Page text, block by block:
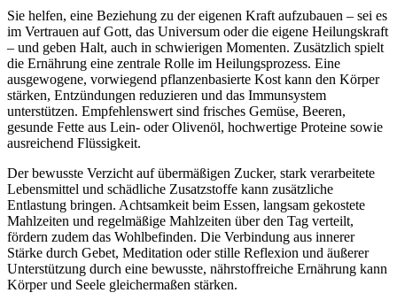
Sie helfen, eine Beziehung zu der eigenen Kraft aufzubauen – sei es
im Vertrauen auf Gott, das Universum oder die eigene Heilungskraft
– und geben Halt, auch in schwierigen Momenten. Zusätzlich spielt
die Ernährung eine zentrale Rolle im Heilungsprozess. Eine
ausgewogene, vorwiegend pflanzenbasierte Kost kann den Körper
stärken, Entzündungen reduzieren und das Immunsystem
unterstützen. Empfehlenswert sind frisches Gemüse, Beeren,
gesunde Fette aus Lein- oder Olivenöl, hochwertige Proteine sowie
ausreichend Flüssigkeit.
Der bewusste Verzicht auf übermäßigen Zucker, stark verarbeitete
Lebensmittel und schädliche Zusatzstoffe kann zusätzliche
Entlastung bringen. Achtsamkeit beim Essen, langsam gekostete
Mahlzeiten und regelmäßige Mahlzeiten über den Tag verteilt,
fördern zudem das Wohlbefinden. Die Verbindung aus innerer
Stärke durch Gebet, Meditation oder stille Reflexion und äußerer
Unterstützung durch eine bewusste, nährstoffreiche Ernährung kann
Körper und Seele gleichermaßen stärken.